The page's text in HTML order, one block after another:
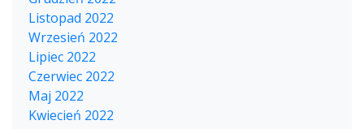
Listopad 2022
Wrzesień 2022
Lipiec 2022
Czerwiec 2022
Maj 2022
Kwiecień 2022